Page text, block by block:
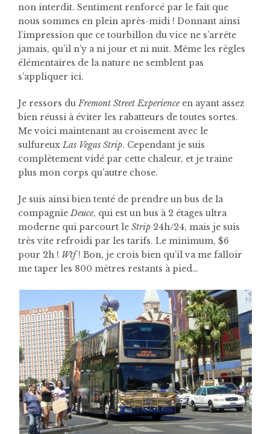
non interdit. Sentiment renforcé par le fait que
nous sommes en plein après-midi ! Donnant ainsi
l’impression que ce tourbillon du vice ne s’arrête
jamais, qu’il n’y a ni jour et ni nuit. Même les règles
élémentaires de la nature ne semblent pas
s’appliquer ici.
Je ressors duFremont Street Experienceen ayant assez
bien réussi à éviter les rabatteurs de toutes sortes.
Me voici maintenant au croisement avec le
sulfureuxLas Vegas Strip. Cependant je suis
complètement vidé par cette chaleur, et je traine
plus mon corps qu’autre chose.
Je suis ainsi bien tenté de prendre un bus de la
compagnieDeuce, qui est un bus à 2 étages ultra
moderne qui parcourt le Strip 24h/24, mais je suis
très vite refroidi par les tarifs. Le minimum, $6
pour 2h ! Wtf! Bon, je crois bien qu’il va me falloir
me taper les 800 mètres restants à pied…